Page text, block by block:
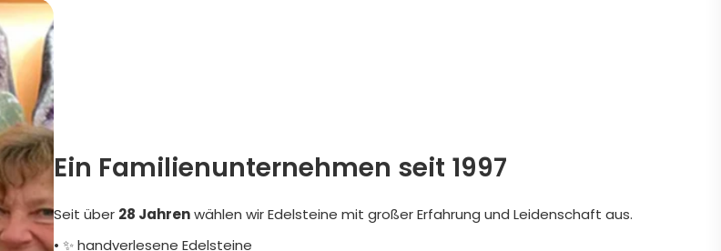
Ein Familienunternehmen seit 1997
Seit über 28 Jahrenwählen wir Edelsteine mit großer Erfahrung und Leidenschaft aus.
• ✨ handverlesene Edelsteine